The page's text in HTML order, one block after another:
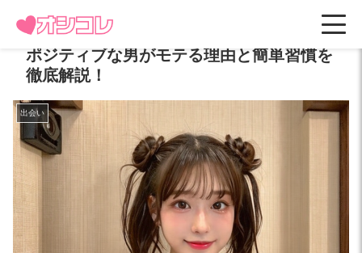
ポジティブな男がモテる理由と簡単習慣を
徹底解説！
出会い